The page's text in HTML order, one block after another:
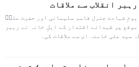
رہبر انقلاب سے ملاقات
یومِ شہادت جنرل قاسم سلیمانی اور حضرت علیؑ
موقع پر شہدائے اقتدار کے اہلِ خانہ نے رہبر
سید علی خامنہ ای سے ملاقات کی۔